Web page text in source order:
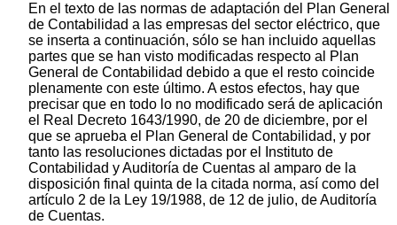
En el texto de las normas de adaptación del Plan General
de Contabilidad a las empresas del sector eléctrico, que
se inserta a continuación, sólo se han incluido aquellas
partes que se han visto modificadas respecto al Plan
General de Contabilidad debido a que el resto coincide
plenamente con este último. A estos efectos, hay que
precisar que en todo lo no modificado será de aplicación
el Real Decreto 1643/1990, de 20 de diciembre, por el
que se aprueba el Plan General de Contabilidad, y por
tanto las resoluciones dictadas por el Instituto de
Contabilidad y Auditoría de Cuentas al amparo de la
disposición final quinta de la citada norma, así como del
artículo 2 de la Ley 19/1988, de 12 de julio, de Auditoría
de Cuentas.